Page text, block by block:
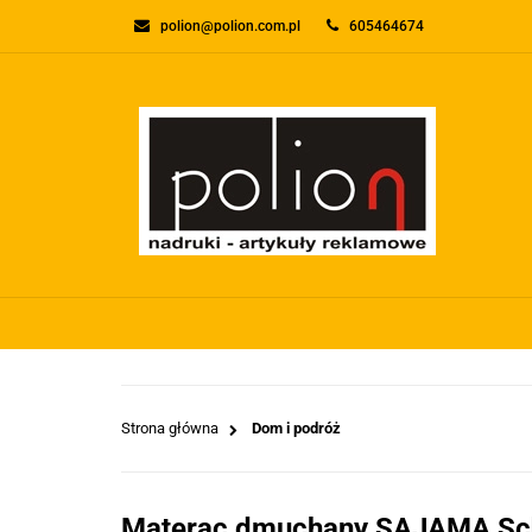
polion@polion.com.pl 605464674
O FIRMIE
Strona główna Dom i podróż